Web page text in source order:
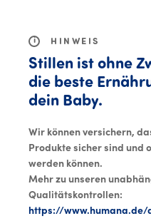
i HINWEIS
Stillen ist ohne
die beste
dein Baby.
Wir können versichern,
Produkte sicher sind und
werden können.
Mehr zu unseren
Qualitätskontrollen:
https://